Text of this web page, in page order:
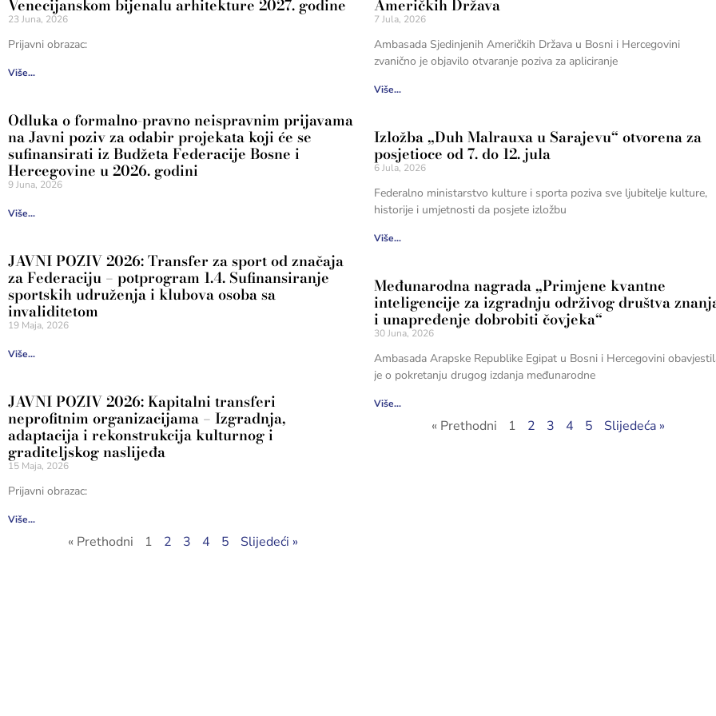
Venecijanskom bijenalu arhitekture 2027. godine
23 Juna, 2026
Prijavni obrazac:
Više...
Odluka o formalno-pravno neispravnim prijavama
na Javni poziv za odabir projekata koji će se
sufinansirati iz Budžeta Federacije Bosne i
Hercegovine u 2026. godini
9 Juna, 2026
Više...
JAVNI POZIV 2026: Transfer za sport od značaja
za Federaciju – potprogram 1.4. Sufinansiranje
sportskih udruženja i klubova osoba sa
invaliditetom
19 Maja, 2026
Više...
JAVNI POZIV 2026: Kapitalni transferi
neprofitnim organizacijama – Izgradnja,
adaptacija i rekonstrukcija kulturnog i
graditeljskog naslijeđa
15 Maja, 2026
Prijavni obrazac:
Više...
« Prethodni 1 2 3 4 5 Slijedeći »
Američkih Država
7 Jula, 2026
Ambasada Sjedinjenih Američkih Država u Bosni i Hercegovini
zvanično je objavilo otvaranje poziva za apliciranje
Više...
Izložba „Duh Malrauxa u Sarajevu“ otvorena za
posjetioce od 7. do 12. jula
6 Jula, 2026
Federalno ministarstvo kulture i sporta poziva sve ljubitelje kulture,
historije i umjetnosti da posjete izložbu
Više...
Međunarodna nagrada „Primjene kvantne
inteligencije za izgradnju održivog društva
i unapređenje dobrobiti čovjeka“
30 Juna, 2026
Ambasada Arapske Republike Egipat u Bosni i Hercegovini
je o pokretanju drugog izdanja međunarodne
Više...
« Prethodni 1 2 3 4 5 Slijedeća »